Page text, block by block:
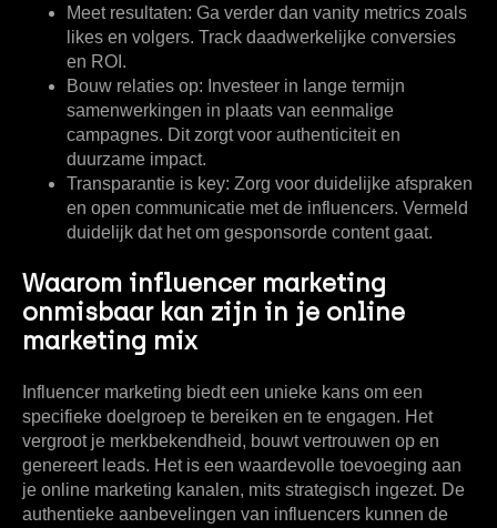
Meet resultaten: Ga verder dan vanity metrics zoals
likes en volgers. Track daadwerkelijke conversies
en ROI.
Bouw relaties op: Investeer in lange termijn
samenwerkingen in plaats van eenmalige
campagnes. Dit zorgt voor authenticiteit en
duurzame impact.
Transparantie is key: Zorg voor duidelijke afspraken
en open communicatie met de influencers. Vermeld
duidelijk dat het om gesponsorde content gaat.
Waarom influencer marketing
onmisbaar kan zijn in je online
marketing mix
Influencer marketing biedt een unieke kans om een
specifieke doelgroep te bereiken en te engagen. Het
vergroot je merkbekendheid, bouwt vertrouwen op en
genereert leads. Het is een waardevolle toevoeging aan
je online marketing kanalen, mits strategisch ingezet. De
authentieke aanbevelingen van influencers kunnen de